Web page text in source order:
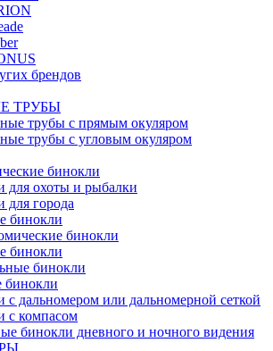
брендов
ТРУБЫ
трубы с прямым окуляром
трубы с угловым окуляром
бинокли
для охоты и рыбалки
для города
бинокли
бинокли
бинокли
бинокли
бинокли
с дальномером или дальномерной сеткой
с компасом
бинокли дневного и ночного видения